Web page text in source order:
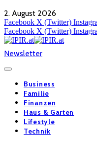
2. August 2026
Facebook X (Twitter)
Facebook X (Twitter)
Newsletter
Business
Familie
Finanzen
Haus & Garten
Lifestyle
Technik